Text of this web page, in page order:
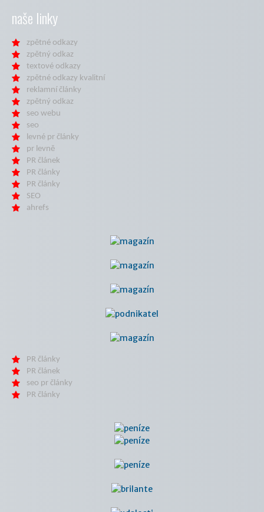
naše linky
zpětné odkazy
zpětný odkaz
textové odkazy
zpětné odkazy kvalitní
reklamní články
zpětný odkaz
seo webu
seo
levné pr články
pr levně
PR článek
PR články
PR články
SEO
ahrefs
PR články
PR článek
seo pr články
PR články